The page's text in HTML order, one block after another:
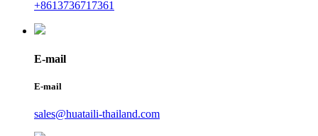
+8613736717361
E-mail
E-mail
sales@huataili-thailand.com